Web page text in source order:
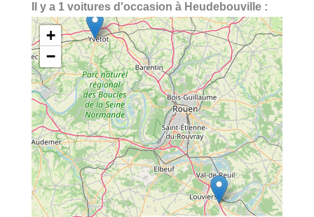
Il y a 1 voitures d'occasion à Heudebouville :
+
−